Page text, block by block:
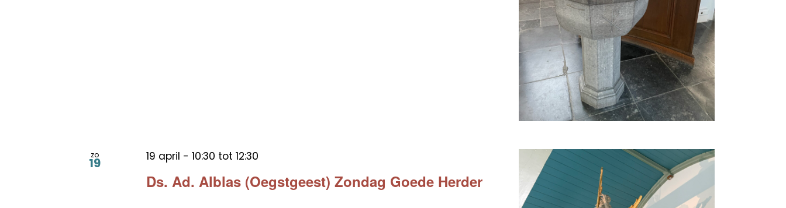
zo
19
Ds. Ad. Alblas (Oegstgeest) Zondag Goede Herder
19 april - 10:30 tot 12:30